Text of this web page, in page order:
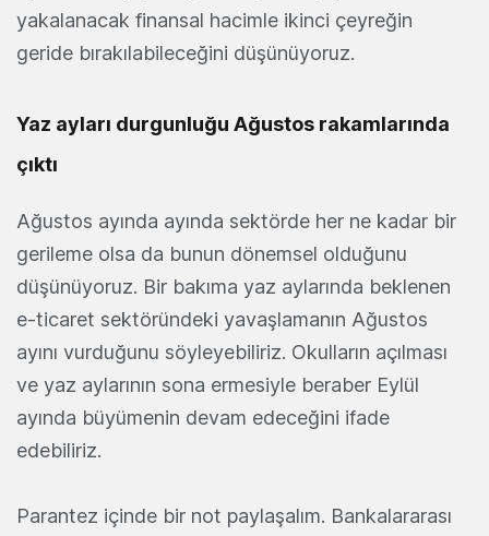
yakalanacak finansal hacimle ikinci çeyreğin
geride bırakılabileceğini düşünüyoruz.
Yaz ayları durgunluğu Ağustos rakamlarında
çıktı
Ağustos ayında ayında sektörde her ne kadar bir
gerileme olsa da bunun dönemsel olduğunu
düşünüyoruz. Bir bakıma yaz aylarında beklenen
e-ticaret sektöründeki yavaşlamanın Ağustos
ayını vurduğunu söyleyebiliriz. Okulların açılması
ve yaz aylarının sona ermesiyle beraber Eylül
ayında büyümenin devam edeceğini ifade
edebiliriz.
Parantez içinde bir not paylaşalım. Bankalararası